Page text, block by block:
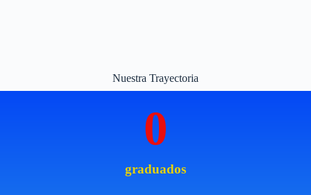
Nuestra Trayectoria
graduados
0